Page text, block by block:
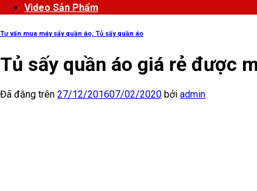
Video Sản Phẩm
Tư vấn mua máy sấy quần áo, Tủ sấy quần áo
Tủ sấy quần áo giá rẻ được
Đã đăng trên 27/12/201607/02/2020 bởi admin